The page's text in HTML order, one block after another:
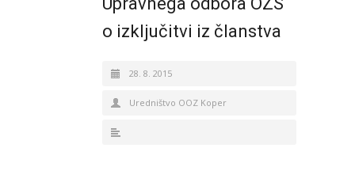
o izključitvi iz članstva
28. 8. 2015
Uredništvo OOZ Koper